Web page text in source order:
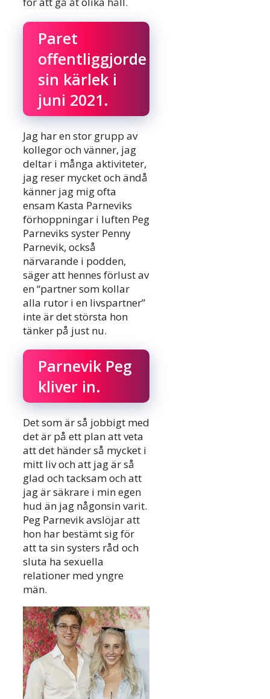
Paret
offentliggjorde
sin kärlek i
juni 2021.
Jag har en stor grupp av
kollegor och vänner, jag
deltar i många aktiviteter,
jag reser mycket och ändå
känner jag mig ofta
ensam Kasta Parneviks
förhoppningar i luften Peg
Parneviks syster Penny
Parnevik, också
närvarande i podden,
säger att hennes förlust av
en “partner som kollar
alla rutor i en livspartner”
inte är det största hon
tänker på just nu.
Parnevik Peg
kliver in.
Det som är så jobbigt med
det är på ett plan att veta
att det händer så mycket i
mitt liv och att jag är så
glad och tacksam och att
jag är säkrare i min egen
hud än jag någonsin varit.
Peg Parnevik avslöjar att
hon har bestämt sig för
att ta sin systers råd och
sluta ha sexuella
relationer med yngre
män.